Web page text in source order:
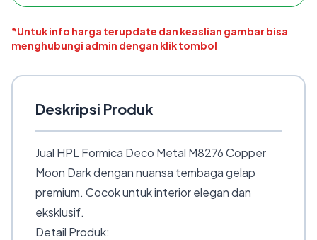
*Untuk info harga terupdate dan keaslian gambar bisa
menghubungi admin dengan klik tombol
Deskripsi Produk
Jual HPL Formica Deco Metal M8276 Copper
Moon Dark dengan nuansa tembaga gelap
premium. Cocok untuk interior elegan dan
eksklusif.
Detail Produk: